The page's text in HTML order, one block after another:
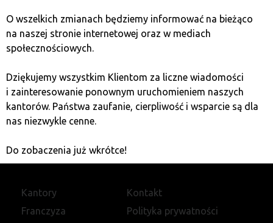
Wyrażam zgodę na przetwarzanie moich danych przez Quark
Lab Sp. z o.o. oraz spółki powiązane w celach marketingowych.
ZAPISZ SIĘ
Kantory
Franczyza
Kontakt
Polityka prywatności
O wszelkich zmianach będziemy informować na bieżąco
na naszej stronie internetowej oraz w mediach
społecznościowych.
Dziękujemy wszystkim Klientom za liczne wiadomości
i zainteresowanie ponownym uruchomieniem naszych
kantorów. Państwa zaufanie, cierpliwość i wsparcie są dla
nas niezwykle cenne.
Do zobaczenia już wkrótce!